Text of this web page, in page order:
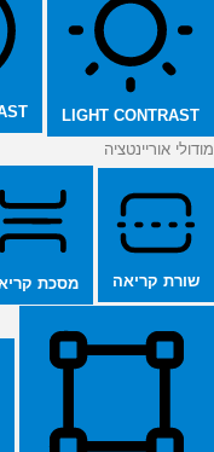
LIGHT CONTRAST
מודולי אוריינטציה
שורת קריאה מסכת